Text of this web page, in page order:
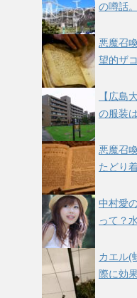
の噂話
悪魔召
望的ザ
【広島
の服装
悪魔召
たどり
中村愛
って？
カエル(
際に効